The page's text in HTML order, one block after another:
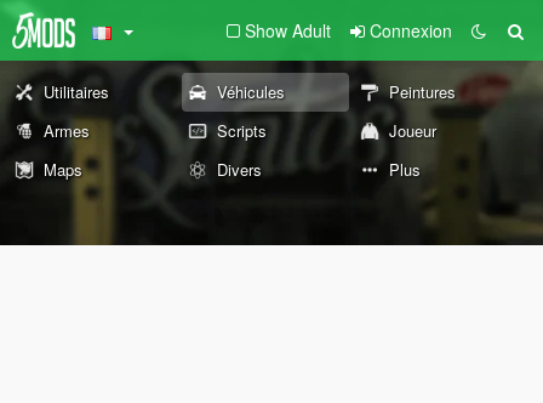
Show Adult Connexion
Utilitaires Véhicules
Peintures
Armes
Scripts
Joueur
Maps
Divers Plus